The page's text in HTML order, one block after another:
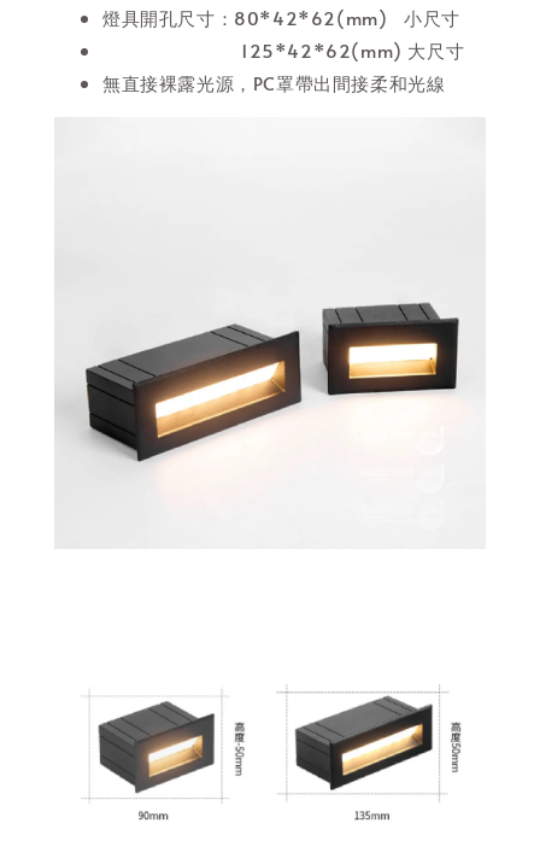
燈具開孔尺寸：80*42*62(mm) 小尺寸
125*42*62(mm) 大尺寸
無直接裸露光源，PC罩帶出間接柔和光線